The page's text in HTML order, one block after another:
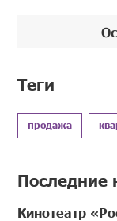
Теги
продажа
Последние
Кинотеатр